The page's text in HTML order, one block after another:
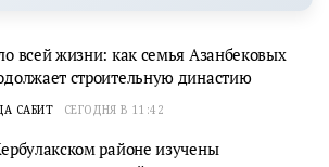
всей жизни: как семья Азанбековых
строительную династию
САБИТ СЕГОДНЯ В 11:42
районе изучены